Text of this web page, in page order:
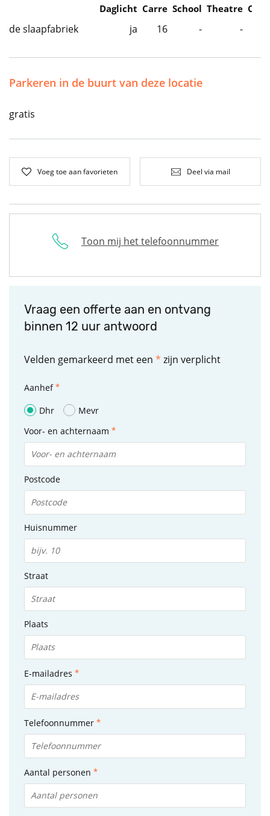
Daglicht Carre School Theatre
de slaapfabriek ja 16 - -
Parkeren in de buurt van deze locatie
gratis
Voeg toe aan favorieten Deel via mail
Toon mij het telefoonnummer
Vraag een offerte aan en ontvang
binnen 12 uur antwoord
Velden gemarkeerd met een * zijn verplicht
Aanhef
Dhr
Mevr
Voor- en achternaam
Postcode
Huisnummer
Straat
Plaats
E-mailadres
Telefoonnummer
Aantal personen